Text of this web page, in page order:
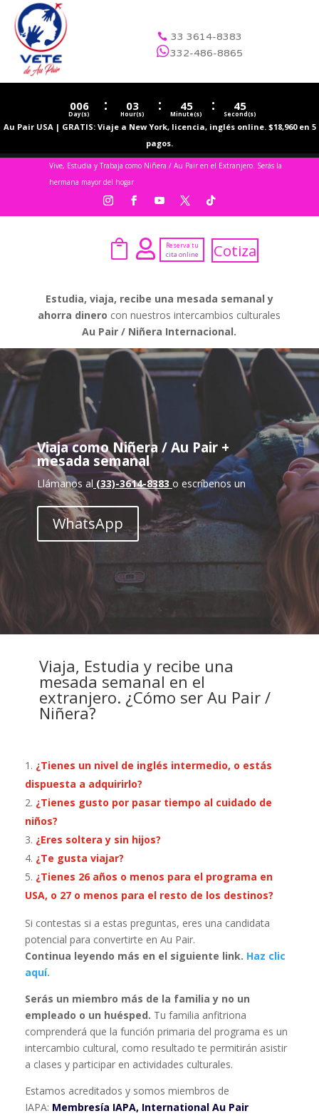
 33 3614-8383
332-486-8865

006
Day(s) : 03
Hour(s) : 45
Minute(s) : 44
Second(s)
Au Pair USA | GRATIS: Viaje a New York, licencia, inglés online. $18,960 en 5
pagos.
Vive, Estudia y Trabaja como Niñera / Au Pair en el Extranjero. Serás la
hermana mayor del hogar
 
Reserva tu
cita online
Cotiza
Estudia, viaja, recibe una mesada semanal y
ahorra dinero con nuestros intercambios culturales
Au Pair / Niñera Internacional.
Viaja como Niñera / Au Pair +
mesada semanal
Llámanos al (33)-3614-8383 o escríbenos un
WhatsApp
Viaja, Estudia y recibe una
mesada semanal en el
extranjero. ¿Cómo ser Au Pair /
Niñera?
¿Tienes un nivel de inglés intermedio, o estás
dispuesta a adquirirlo?
¿Tienes gusto por pasar tiempo al cuidado de
niños?
¿Eres soltera y sin hijos?
¿Te gusta viajar?
¿Tienes 26 años o menos para el programa en
USA, o 27 o menos para el resto de los destinos?
Si contestas si a estas preguntas, eres una candidata
potencial para convertirte en Au Pair.
Continua leyendo más en el siguiente link. Haz clic
aquí.
Serás un miembro más de la familia y no un
empleado o un huésped. Tu familia anfitriona
comprenderá que la función primaria del programa es un
intercambio cultural, como resultado te permitirán asistir
a clases y participar en actividades culturales.
Estamos acreditados y somos miembros de
IAPA: Membresía IAPA, International Au Pair